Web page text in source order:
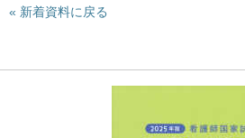
新着資料に戻る